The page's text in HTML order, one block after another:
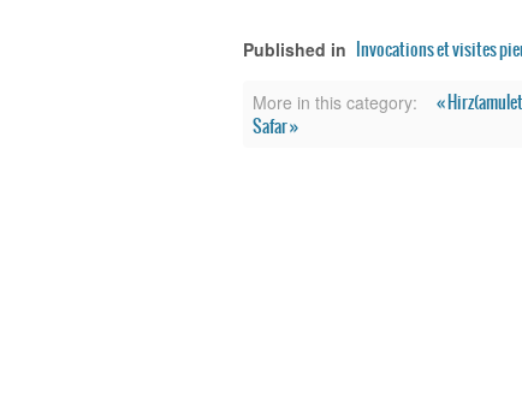
Published in Invocations et visites
More in this category: «
Safar »